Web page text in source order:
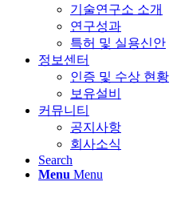
기술연구소 소개
연구성과
특허 및 실용신안
정보센터
인증 및 수상 현황
보유설비
커뮤니티
공지사항
회사소식
Search
Menu Menu